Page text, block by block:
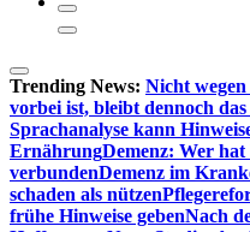
Trending News: Nicht
vorbei ist, bleibt dennoch
Sprachanalyse kann
ErnährungDemenz: Wer
verbundenDemenz im
schaden als nützen
frühe Hinweise gebenNach